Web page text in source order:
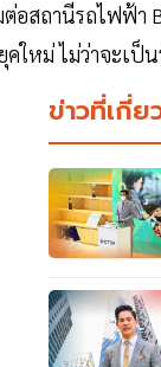
ต่อสถานีรถไฟฟ้า
ใหม่ ไม่ว่าจะเ
ข่าวที่เกี่